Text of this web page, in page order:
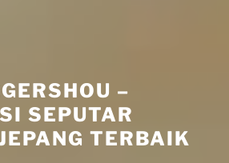
–
SEPUTAR
TERBAIK